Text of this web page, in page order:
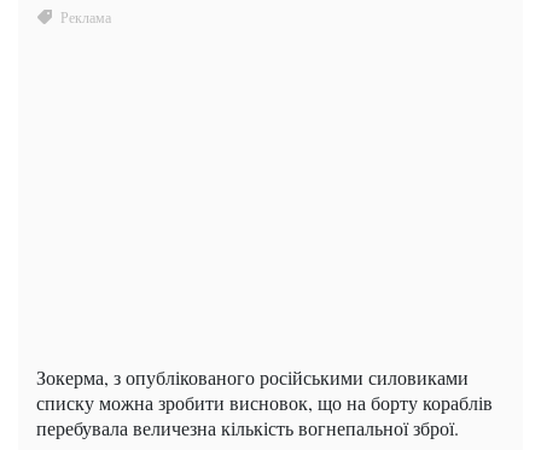
Зокерма, з опублікованого російськими силовиками
списку можна зробити висновок, що на борту кораблів
перебувала величезна кількість вогнепальної зброї.